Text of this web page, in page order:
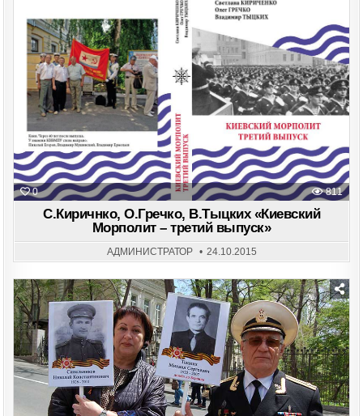
0 811
Posted
in
С.Киричнко, О.Гречко, В.Тыцких «Киевский
Морполит – третий выпуск»
АДМИНИСТРАТОР 24.10.2015
Posted
in